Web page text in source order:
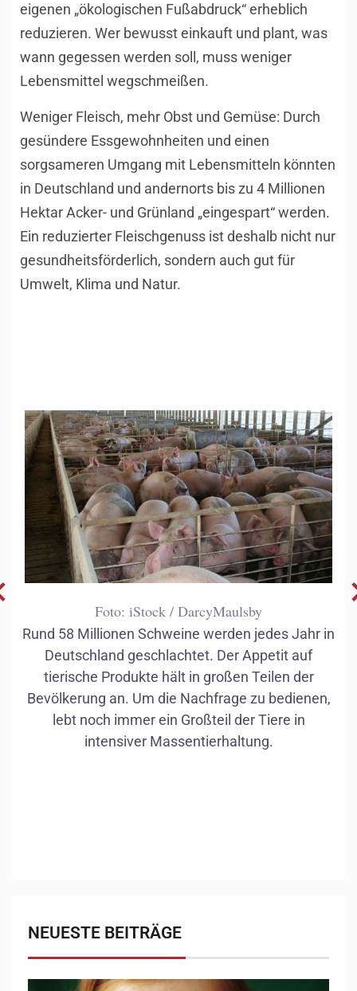
eigenen „ökologischen Fußabdruck“ erheblich
reduzieren. Wer bewusst einkauft und plant, was
wann gegessen werden soll, muss weniger
Lebensmittel wegschmeißen.
Weniger Fleisch, mehr Obst und Gemüse: Durch
gesündere Essgewohnheiten und einen
sorgsameren Umgang mit Lebensmitteln könnten
in Deutschland und andernorts bis zu 4 Millionen
Hektar Acker- und Grünland „eingespart“ werden.
Ein reduzierter Fleischgenuss ist deshalb nicht nur
gesundheitsförderlich, sondern auch gut für
Umwelt, Klima und Natur.
Foto: iStock / DarcyMaulsby
Rund 58 Millionen Schweine werden jedes Jahr in
Deutschland geschlachtet. Der Appetit auf
tierische Produkte hält in großen Teilen der
Bevölkerung an. Um die Nachfrage zu bedienen,
lebt noch immer ein Großteil der Tiere in
intensiver Massentierhaltung.
NEUESTE BEITRÄGE